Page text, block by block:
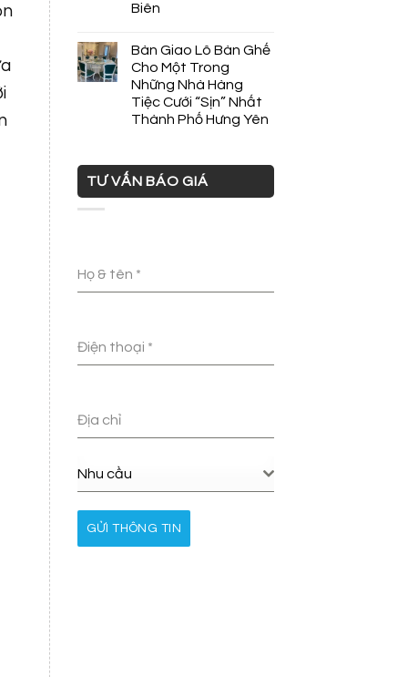
Biên
Bàn Giao Lô Bàn Ghế
Cho Một Trong
Những Nhà Hàng
Tiệc Cưới “Sịn” Nhất
Thành Phố Hưng Yên
TƯ VẤN BÁO GIÁ
Họ & tên *
Điện thoại *
Địa chỉ
Nhu cầu
GỬI THÔNG TIN